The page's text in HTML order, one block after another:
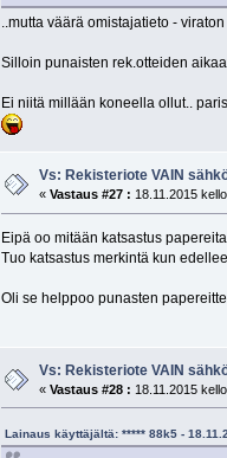
..mutta väärä omistajatieto - viraton
Silloin punaisten rek.otteiden
Ei niitä millään koneella ollut..
Vs: Rekisteriote VAIN
«Vastaus #27 : 18.11.2015
Eipä oo mitään katsastus
Tuo katsastus merkintä kun
Oli se helppoo punasten
Vs: Rekisteriote VAIN
«Vastaus #28 : 18.11.2015
Lainaus käyttäjältä: ***** 88k5 -